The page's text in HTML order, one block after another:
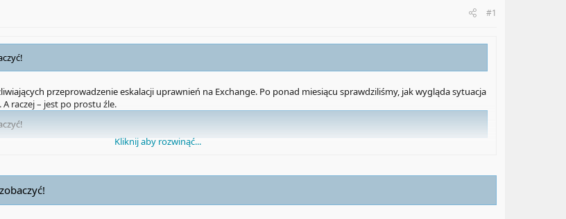
#1
przeprowadzenie eskalacji uprawnień na Exchange. Po ponad miesiącu sprawdziliśmy, jak wygląda sytuacja
raczej – jest po prostu źle.
Kliknij aby rozwinąć...